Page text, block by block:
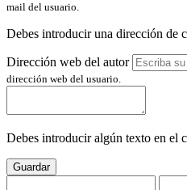
mail del usuario.
Debes introducir una dirección de
Dirección web del autor
dirección web del usuario.
Debes introducir algún texto en el
Guardar